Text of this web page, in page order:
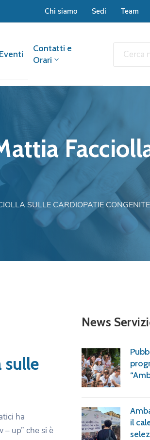
Chi siamo Sedi Team
Eventi
Contatti e
Orari
SULLE CARDIOPATIE CONGENITE
sulle
ha
up” che si è
News
il